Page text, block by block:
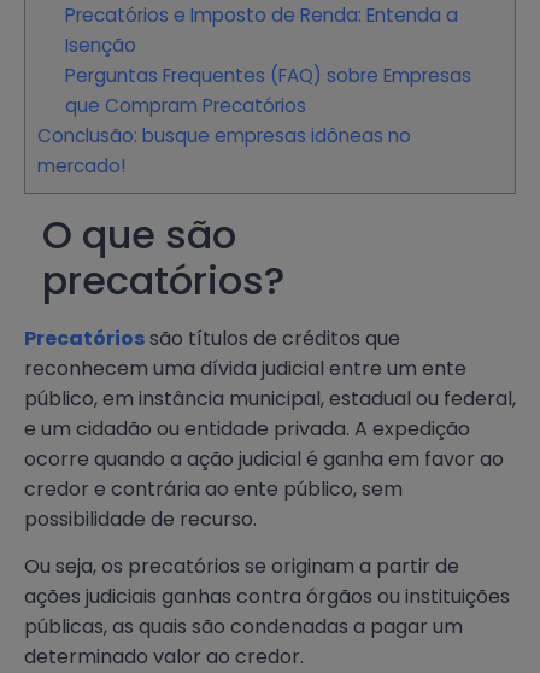
Precatórios e Imposto de Renda: Entenda a
Isenção
Perguntas Frequentes (FAQ) sobre Empresas
que Compram Precatórios
Conclusão: busque empresas idôneas no
mercado!
O que são
precatórios?
Precatóriossão títulos de créditos que
reconhecem uma dívida judicial entre um ente
público, em instância municipal, estadual ou federal,
e um cidadão ou entidade privada. A expedição
ocorre quando a ação judicial é ganha em favor ao
credor e contrária ao ente público, sem
possibilidade de recurso.
Ou seja, os precatórios se originam a partir de
ações judiciais ganhas contra órgãos ou instituições
públicas, as quais são condenadas a pagar um
determinado valor ao credor.